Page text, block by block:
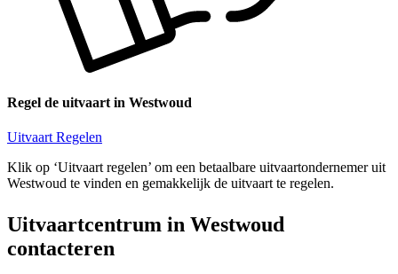
Regel de uitvaart in Westwoud
Uitvaart Regelen
Klik op ‘Uitvaart regelen’ om een betaalbare uitvaartondernemer uit
Westwoud te vinden en gemakkelijk de uitvaart te regelen.
Uitvaartcentrum in Westwoud
contacteren